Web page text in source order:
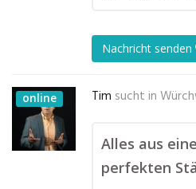
Nachricht senden
online Tim sucht in
Alles aus
perfekten